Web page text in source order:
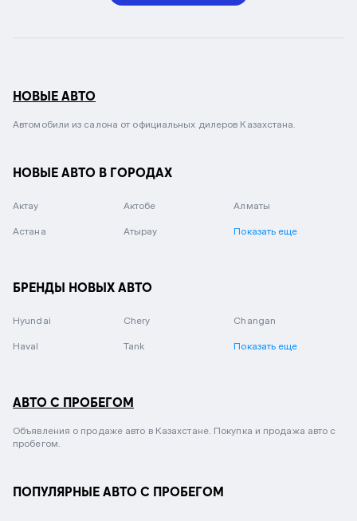
НОВЫЕ АВТО
Автомобили из салона от официальных дилеров Казахстана.
НОВЫЕ АВТО В ГОРОДАХ
Актау Актобе Алматы
Астана Атырау Показать еще
БРЕНДЫ НОВЫХ АВТО
Hyundai Chery Changan
Haval Tank Показать еще
АВТО С ПРОБЕГОМ
Объявления о продаже авто в Казахстане. Покупка и продажа авто с
пробегом.
ПОПУЛЯРНЫЕ АВТО С ПРОБЕГОМ